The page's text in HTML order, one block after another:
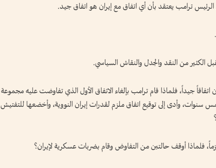
الرئيس ترامب يعتقد بأن أي اتفاق مع إيران هو اتفاق جيد.
الكثير من النقد والجدل والنقاش السياسي.
اتفاقاً جيداً، فلماذا قام ترامب بإلغاء الاتفاق الأول الذي تفاوضت عليه مجموعة
وأدى إلى توقيع اتفاق ملزم لقدرات إيران النووية، وأخضعها للتفتيش
فلماذا أوقف حالتين من التفاوض وقام بضربات عسكرية لإيران؟